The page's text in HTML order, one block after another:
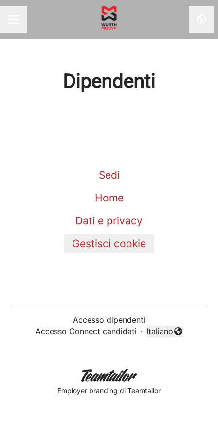
Dipendenti
Sedi
Home
Dati e privacy
Gestisci cookie
Accesso dipendenti
Accesso Connect candidati ·
Cambia lingua
Italiano
Employer branding di Teamtailor